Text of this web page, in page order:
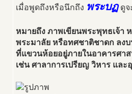
เมื่อพูดถึงหรือนึกถึง พระบฏดูจ
หมายถึง ภาพเขียนพระพุทธเจ้า
พระมาลัย หรือทศชาติชาดก ลง
ที่แขวนห้อยอยู่ภายในอาคารศา
เช่น ศาลาการเปรียญ วิหาร แล